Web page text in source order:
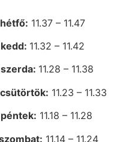
11.37 – 11.47
11.32 – 11.42
11.28 – 11.38
11.23 – 11.33
11.18 – 11.28
11.14 – 11.24